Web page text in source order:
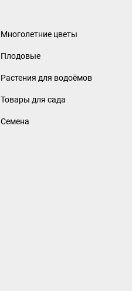
Многолетние цветы
Плодовые
Растения для водоёмов
Товары для сада
Семена